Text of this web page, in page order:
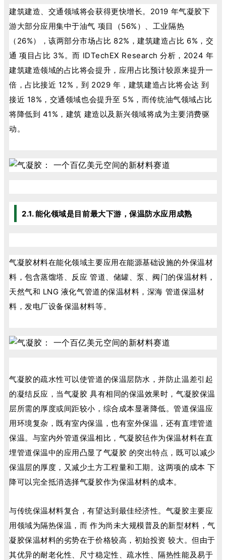
建筑建造、交通领域将会获得更快增长。2019 年气凝胶下
游大部分应用集中于油气 项目（56%）、工业隔热
（26%），该两部分市场占比 82%，建筑建造占比 6%，交
通 项目占比 3%。而 IDTechEX Research 分析，2024 年
建筑建造领域的占比将会提升，应用占比预计较原来提升一
倍，占比接近 12%，到 2029 年，建筑建造占比将会达 到
接近 18%，交通领域也会提升至 5%，而传统油气领域占比
将降低到 41%，建筑 建造以及新兴领域将成为主要消费驱
动。
2.1. 能化领域是目前最大下游，保温防水应用成熟
气凝胶材料在能化领域主要应用在能源基础设施的外保温材
料，包含蒸馏塔、反应 管道、储罐、泵、阀门的保温材料，
天然气和 LNG 液化气管道的保温材料，深海 管道保温材
料，发电厂设备保温材料等。
气凝胶的疏水性可以使管道的保温层防水，并防止温差引起
的凝结反应，当气凝胶 具有相同的保温效果时，气凝胶保温
层所需的厚度或间距较小，综合成本显著降低。管道保温应
用环境复杂，既有室内保温，也有室外保温，还有直埋管道
保温。与室内外管道保温相比，气凝胶毡作为保温材料在直
埋管道保温中的应用凸显了气凝胶 的突出特点，既可以减少
保温层的厚度，又减少土方工程量和工期。这两项的成本 下
降可以完全抵消选择气凝胶作为保温材料的成本。
与传统保温材料复合，有望达到最佳经济性。气凝胶主要应
用领域为隔热保温，而 作为尚未大规模普及的新型材料，气
凝胶保温材料的劣势在于价格较高，初始投资 较大。但由于
其优异的耐老化性、尺寸稳定性、疏水性、隔热性能及易于